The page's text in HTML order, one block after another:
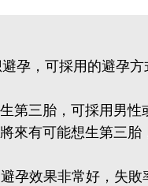
孕，可採用的避孕方
第三胎，可採用男性
來有可能想生第三胎
孕效果非常好，失